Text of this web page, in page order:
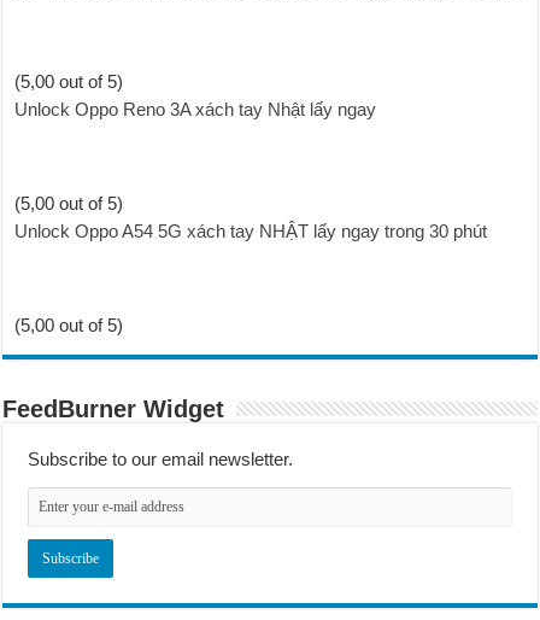
(5,00 out of 5)
Unlock Oppo Reno 3A xách tay Nhật lấy ngay
(5,00 out of 5)
Unlock Oppo A54 5G xách tay NHẬT lấy ngay trong 30 phút
(5,00 out of 5)
FeedBurner Widget
Subscribe to our email newsletter.